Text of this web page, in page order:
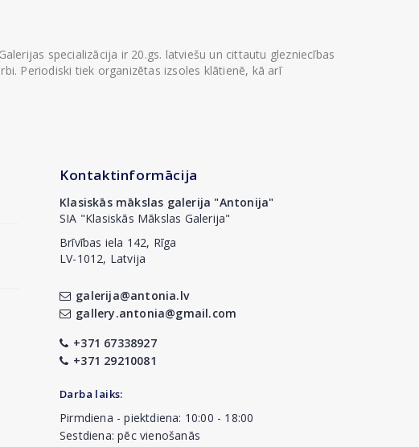
specializācija ir 20.gs. latviešu un cittautu glezniecības
Periodiski tiek organizētas izsoles klātienē, kā arī
Kontaktinformācija
Klasiskās mākslas galerija "Antonija"
SIA "Klasiskās Mākslas Galerija"
Brīvības iela 142, Rīga
LV-1012, Latvija
galerija@antonia.lv
gallery.antonia@gmail.com
+371 67338927
+371 29210081
Darba laiks:
Pirmdiena - piektdiena: 10:00 - 18:00
Sestdiena: pēc vienošanās